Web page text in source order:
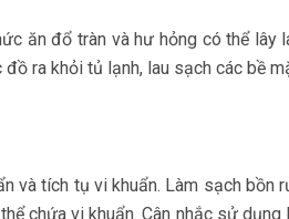
ăn đổ tràn và hư hỏng có thể
ra khỏi tủ lạnh, lau sạch các bề
và tích tụ vi khuẩn. Làm sạch
chứa vi khuẩn. Cân nhắc sử